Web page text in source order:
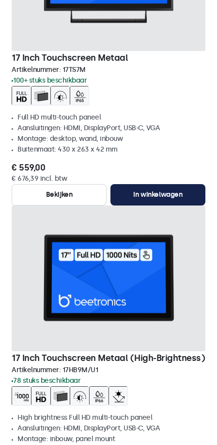
17 Inch Touchscreen Metaal
Artikelnummer: 17TS7M
100+ stuks beschikbaar
Full HD multi-touch paneel
Aansluitingen: HDMI, DisplayPort, USB-C, VGA
Montage: desktop, wand, inbouw
Buitenmaat: 430 x 263 x 42 mm
€ 559,00
€ 676,39 incl. btw
Bekijken
In winkelwagen
17 Inch Touchscreen Metaal (High-Brightness)
Artikelnummer: 17HB9M/U1
78 stuks beschikbaar
High brightness Full HD multi-touch paneel
Aansluitingen: HDMI, DisplayPort, USB-C, VGA
Montage: inbouw, panel mount